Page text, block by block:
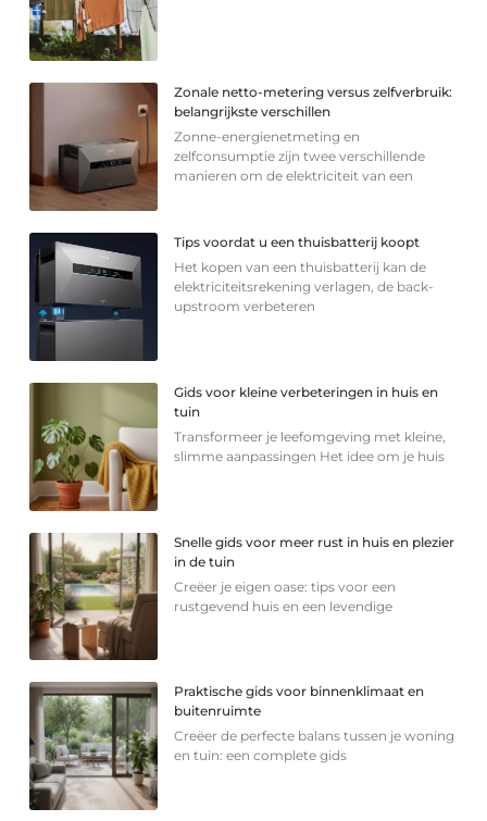
Zonale netto-metering versus zelfverbruik:
belangrijkste verschillen
Zonne-energienetmeting en
zelfconsumptie zijn twee verschillende
manieren om de elektriciteit van een
Tips voordat u een thuisbatterij koopt
Het kopen van een thuisbatterij kan de
elektriciteitsrekening verlagen, de back-
upstroom verbeteren
Gids voor kleine verbeteringen in huis en
tuin
Transformeer je leefomgeving met kleine,
slimme aanpassingen Het idee om je huis
Snelle gids voor meer rust in huis en plezier
in de tuin
Creëer je eigen oase: tips voor een
rustgevend huis en een levendige
Praktische gids voor binnenklimaat en
buitenruimte
Creëer de perfecte balans tussen je woning
en tuin: een complete gids